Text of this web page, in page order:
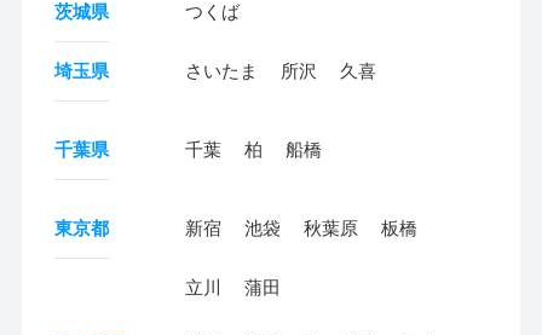
茨城県 つくば
埼玉県 さいたま 所沢 久喜
千葉県 千葉 柏 船橋
東京都 新宿 池袋 秋葉原 板橋
立川 蒲田